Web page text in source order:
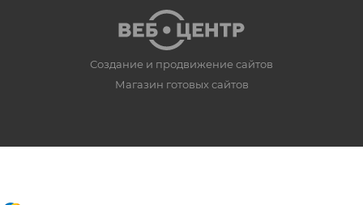
Создание и продвижение сайтов
Магазин готовых сайтов